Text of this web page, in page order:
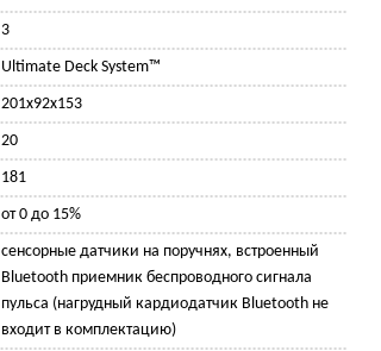
3
Ultimate Deck System™
201x92x153
20
181
от 0 до 15%
сенсорные датчики на поручнях, встроенный
Bluetooth приемник беспроводного сигнала
пульса (нагрудный кардиодатчик Bluetooth не
входит в комплектацию)